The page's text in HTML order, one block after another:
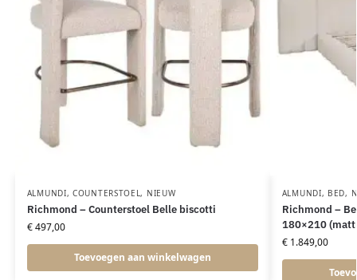
ALMUNDI,COUNTERSTOEL, NIEUW
Richmond – Counterstoel Belle biscotti
€497,00
Toevoegen aan winkelwagen
ALMUNDI, BED,
Richmond –
180×210
€1.849,00